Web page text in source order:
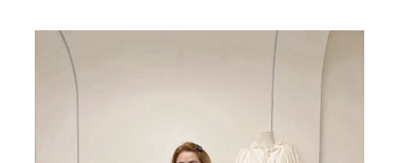
BOTTOM
ACC&SHOE